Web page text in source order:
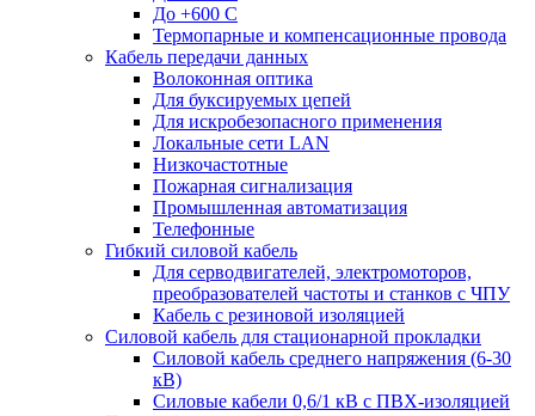
До +600 С
Термопарные и компенсационные провода
Кабель передачи данных
Волоконная оптика
Для буксируемых цепей
Для искробезопасного применения
Локальные сети LAN
Низкочастотные
Пожарная сигнализация
Промышленная автоматизация
Телефонные
Гибкий силовой кабель
Для серводвигателей, электромоторов,
преобразователей частоты и станков с ЧПУ
Кабель с резиновой изоляцией
Силовой кабель для стационарной прокладки
Силовой кабель среднего напряжения (6-30
кВ)
Силовые кабели 0,6/1 кВ с ПВХ-изоляцией